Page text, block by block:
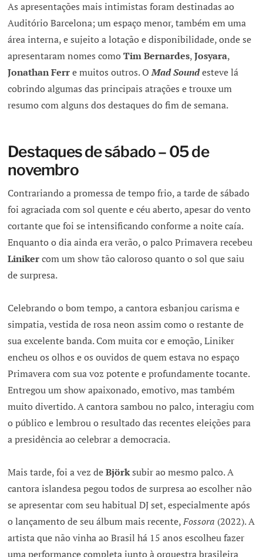
As apresentações mais intimistas foram destinadas ao
Auditório Barcelona; um espaço menor, também em uma
área interna, e sujeito a lotação e disponibilidade, onde se
apresentaram nomes comoTim Bernardes,Josyara,
Jonathan Ferre muitos outros. OMad Soundesteve lá
cobrindo algumas das principais atrações e trouxe um
resumo com alguns dos destaques do fim de semana.
Destaques de sábado – 05 de
novembro
Contrariando a promessa de tempo frio, a tarde de sábado
foi agraciada com sol quente e céu aberto, apesar do vento
cortante que foi se intensificando conforme a noite caía.
Enquanto o dia ainda era verão, o palco Primavera recebeu
Linikercom um show tão caloroso quanto o sol que saiu
de surpresa.
Celebrando o bom tempo, a cantora esbanjou carisma e
simpatia, vestida de rosa neon assim como o restante de
sua excelente banda. Com muita cor e emoção, Liniker
encheu os olhos e os ouvidos de quem estava no espaço
Primavera com sua voz potente e profundamente tocante.
Entregou um show apaixonado, emotivo, mas também
muito divertido. A cantora sambou no palco, interagiu com
o público e lembrou o resultado das recentes eleições para
a presidência ao celebrar a democracia.
Mais tarde, foi a vez deBjörksubir ao mesmo palco. A
cantora islandesa pegou todos de surpresa ao escolher não
se apresentar com seu habitual DJ set, especialmente após
o lançamento de seu álbum mais recente,Fossora (2022). A
artista que não vinha ao Brasil há 15 anos escolheu fazer
uma performance completa junto à orquestra brasileira